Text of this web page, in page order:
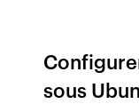
sous